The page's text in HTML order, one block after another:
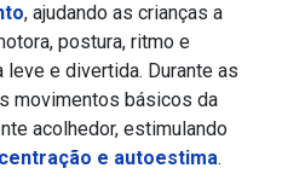
, ajudando as crianças a
postura, ritmo e
e divertida. Durante as
movimentos básicos da
acolhedor, estimulando
e autoestima.